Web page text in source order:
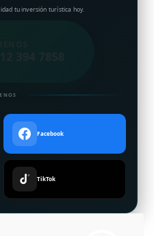
tu inversión turística hoy.
Facebook
TikTok